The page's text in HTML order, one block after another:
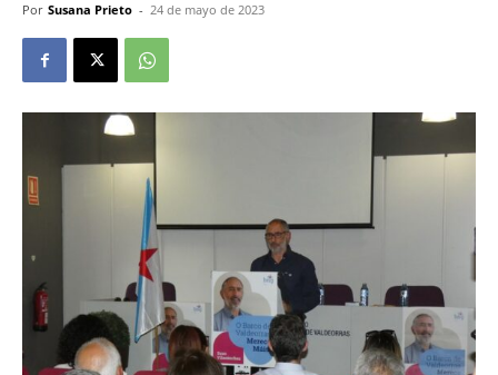
Por Susana Prieto - 24 de mayo de 2023